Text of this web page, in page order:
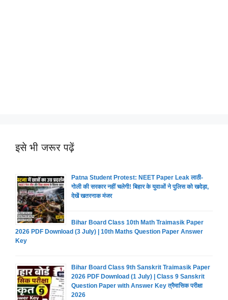
इसे भी जरूर पढ़ें
Patna Student Protest: NEET Paper Leak लाठी-
गोली की सरकार नहीं चलेगी! बिहार के युवाओं ने पुलिस को खदेड़ा,
देखें खतरनाक मंजर
Bihar Board Class 10th Math Traimasik Paper
2026 PDF Download (3 July) | 10th Maths Question Paper Answer
Key
Bihar Board Class 9th Sanskrit Traimasik Paper
2026 PDF Download (1 July) | Class 9 Sanskrit
Question Paper with Answer Key त्रैमासिक परीक्षा
2026